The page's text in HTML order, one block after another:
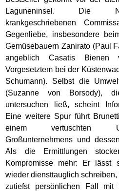
Laguneninsel. Die
krankgeschriebenen
Gegenliebe, insbesondere
Gemüsebauern Zanirato (Paul
angeblich Casatis Bienen
Vorgesetztem bei der
Schumann). Selbst die
(Suzanne von Borsody),
untersuchen ließ, scheint
Eine weitere Spur führt
einem vertuschten
Großunternehmens und
Als die Ermittlungen
Kompromisse mehr: Er lässt
wieder diensttauglich
zutiefst persönlichen Fall